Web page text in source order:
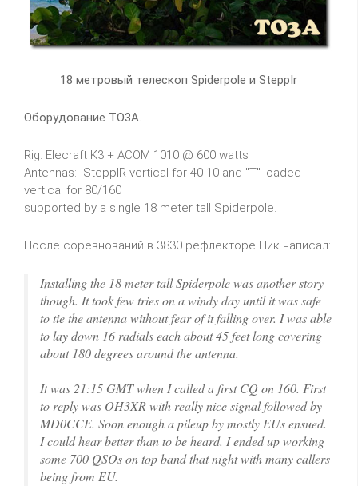
18 метровый телескоп Spiderpole и SteppIr
Оборудование TO3A.
Rig: Elecraft K3 + ACOM 1010 @ 600 watts
Antennas: SteppIR vertical for 40-10 and "T" loaded
vertical for 80/160
supported by a single 18 meter tall Spiderpole.
После соревнований в 3830 рефлекторе Ник написал:
Installing the 18 meter tall Spiderpole was another story
though. It took few tries on a windy day until it was safe
to tie the antenna without fear of it falling over. I was able
to lay down 16 radials each about 45 feet long covering
about 180 degrees around the antenna.
It was 21:15 GMT when I called a first CQ on 160. First
to reply was OH3XR with really nice signal followed by
MD0CCE. Soon enough a pileup by mostly EUs ensued.
I could hear better than to be heard. I ended up working
some 700 QSOs on top band that night with many callers
being from EU.